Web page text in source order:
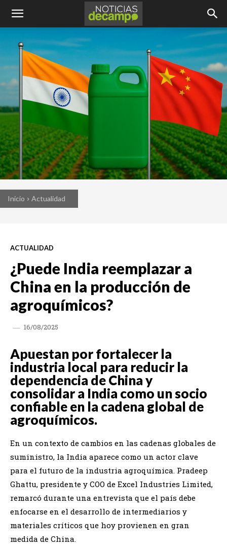
Inicio Actualidad
ACTUALIDAD
¿Puede India reemplazar a
China en la producción de
agroquímicos?
16/08/2025
Apuestan por fortalecer la
industria local para reducir la
dependencia de China y
consolidar a India como un socio
confiable en la cadena global de
agroquímicos.
En un contexto de cambios en las cadenas globales de
suministro, la India aparece como un actor clave
para el futuro de la industria agroquímica. Pradeep
Ghattu, presidente y COO de Excel Industries Limited,
remarcó durante una entrevista que el país debe
enfocarse en el desarrollo de intermediarios y
materiales críticos que hoy provienen en gran
medida de China.